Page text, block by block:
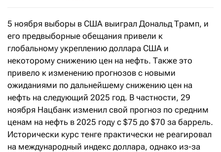
5 ноября выборы в США выиграл Дональд Трамп, и
его предвыборные обещания привели к
глобальному укреплению доллара США и
некоторому снижению цен на нефть. Также это
привело к изменению прогнозов с новыми
ожиданиями по дальнейшему снижению цен на
нефть на следующий 2025 год. В частности, 29
ноября Нацбанк изменил свой прогноз по средним
ценам на нефть в 2025 году с $75 до $70 за баррель.
Исторически курс тенге практически не реагировал
на международный индекс доллара, однако из-за